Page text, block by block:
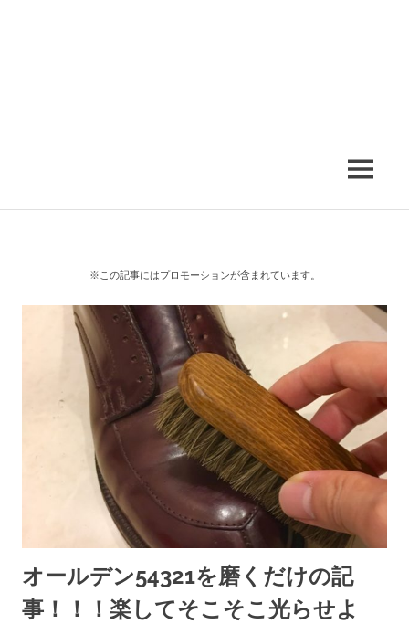
MENU
※この記事にはプロモーションが含まれています。
オールデン54321を磨くだけの記
事！！！楽してそこそこ光らせよ